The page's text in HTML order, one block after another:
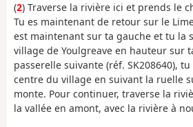
(2) Traverse la rivière ici et prends le
Tu es maintenant de retour sur le
est maintenant sur ta gauche et tu la
village de Youlgreave en hauteur sur
passerelle suivante (réf. SK208640),
centre du village en suivant la ruelle
monte. Pour continuer, traverse la
la vallée en amont, avec la rivière à